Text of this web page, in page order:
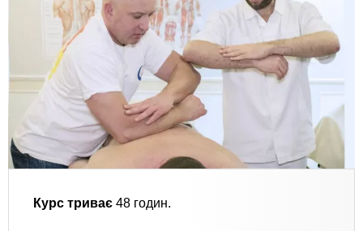
Курс триває 48 годин.